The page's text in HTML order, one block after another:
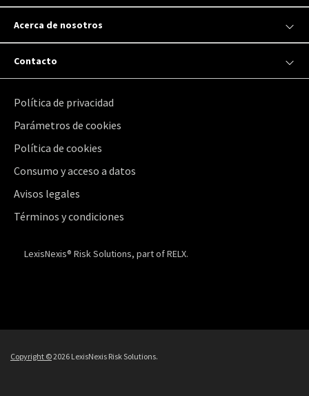
Acerca de nosotros
Contacto
Política de privacidad
Parámetros de cookies
Política de cookies
Consumo y acceso a datos
Avisos legales
Términos y condiciones
LexisNexis® Risk Solutions, part of RELX.
Copyright ©2026 LexisNexis Risk Solutions.